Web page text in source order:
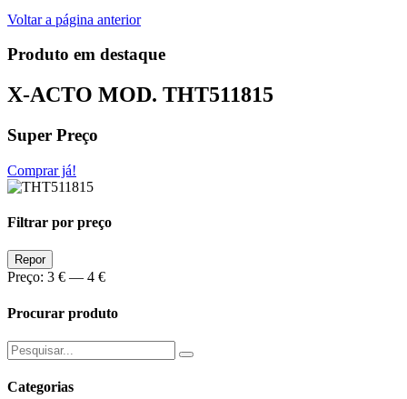
Voltar a página anterior
Produto em destaque
X-ACTO MOD. THT511815
Super Preço
Comprar já!
Filtrar por preço
Preço
Min
Preço
Max
Repor
Preço: 3 € — 4 €
Procurar produto
Pesquisar
por:
Categorias